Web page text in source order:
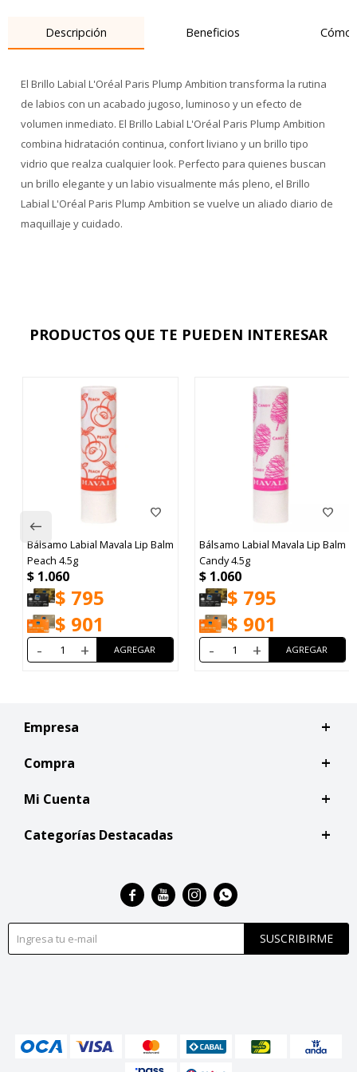
Descripción Beneficios Cómo
El Brillo Labial L'Oréal Paris Plump Ambition transforma la rutina
de labios con un acabado jugoso, luminoso y un efecto de
volumen inmediato. El Brillo Labial L'Oréal Paris Plump Ambition
combina hidratación continua, confort liviano y un brillo tipo
vidrio que realza cualquier look. Perfecto para quienes buscan
un brillo elegante y un labio visualmente más pleno, el Brillo
Labial L'Oréal Paris Plump Ambition se vuelve un aliado diario de
maquillaje y cuidado.
PRODUCTOS QUE TE PUEDEN INTERESAR
Bálsamo Labial Mavala Lip Balm
Peach 4.5g
$ 1.060
$ 795
$ 901
- +
Bálsamo Labial Mavala Lip Balm
Candy 4.5g
$ 1.060
$ 795
$ 901
- +
Empresa
Compra
Mi Cuenta
Categorías Destacadas
SUSCRIBIRME
   